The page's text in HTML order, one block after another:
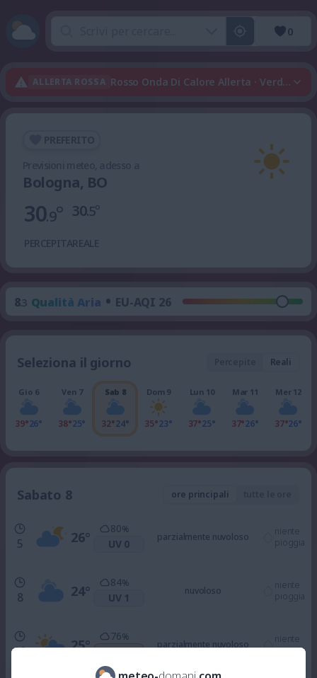
0
ALLERTA ROSSA Rosso Onda Di Calore Allerta · Verde
Bologna, BO
30.9°
PERCEPITA
30.5°
REALE
8.3 Qualità Aria • EU-AQI 26
Seleziona il giorno Reali
Gio 6
39°26°
Ven 7
38°25°
Sab 8
32°24°
Dom 9
35°23°
Lun 10
37°25°
Mar 11
37°26°
Mer 12
37°26°
Sabato 8 ore principali
5 26°
80%
UV 0
parzialmente nuvoloso
niente
pioggia
8 24°
84%
UV 1
nuvoloso
niente
pioggia
10 25°
76%
UV 3
parzialmente nuvoloso
niente
pioggia